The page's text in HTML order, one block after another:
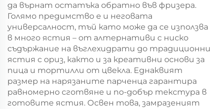
да върнат остатъка обратно във фризера.
Голямо предимство е и неговата
универсалност, тъй като може да се използва
в много ястия – от алтернативи с ниско
съдържание на въглехидрати до традиционни
ястия с ориз, както и за креативни основи за
пица и тортилли от цвекла. Еднаквият
размер на нарязаните парченца гарантира
равномерно сготвяне и по-добър текстура в
готовите ястия. Освен това, замразеният